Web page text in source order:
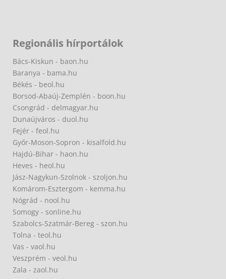
Regionális hírportálok
Bács-Kiskun - baon.hu
Baranya - bama.hu
Békés - beol.hu
Borsod-Abaúj-Zemplén - boon.hu
Csongrád - delmagyar.hu
Dunaújváros - duol.hu
Fejér - feol.hu
Győr-Moson-Sopron - kisalfold.hu
Hajdú-Bihar - haon.hu
Heves - heol.hu
Jász-Nagykun-Szolnok - szoljon.hu
Komárom-Esztergom - kemma.hu
Nógrád - nool.hu
Somogy - sonline.hu
Szabolcs-Szatmár-Bereg - szon.hu
Tolna - teol.hu
Vas - vaol.hu
Veszprém - veol.hu
Zala - zaol.hu